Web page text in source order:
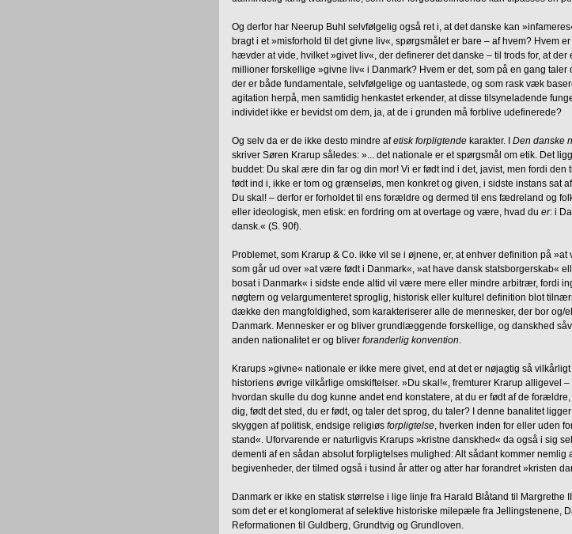
Og derfor har Neerup Buhl selvfølgelig også ret i, at det danske kan
bragt i et »misforhold til det givne liv«, spørgsmålet er bare – af hvem? Hvem
hævder at vide, hvilket »givet liv«, der definerer det danske – til trods for, at der
millioner forskellige »givne liv« i Danmark? Hvem er det, som på en gang taler
der er både fundamentale, selvfølgelige og uantastede, og som rask væk
agitation herpå, men samtidig henkastet erkender, at disse tilsyneladende
individet ikke er bevidst om dem, ja, at de i grunden må forblive udefinerede?
Og selv da er de ikke desto mindre afetisk forpligtende karakter. I Den danske
skriver Søren Krarup således: »... det nationale er et spørgsmål om etik. Det
buddet: Du skal ære din far og din mor! Vi er født ind i det, javist, men fordi den
født ind i, ikke er tom og grænseløs, men konkret og given, i sidste instans sat
Du skal! – derfor er forholdet til ens forældre og dermed til ens fædreland og
eller ideologisk, men etisk: en fordring om at overtage og være, hvad du er: i
dansk.« (S. 90f).
Problemet, som Krarup & Co. ikke vil se i øjnene, er, at enhver definition på »at
som går ud over »at være født i Danmark«, »at have dansk statsborgerskab«
bosat i Danmark« i sidste ende altid vil være mere eller mindre arbitrær, fordi
nøgtern og velargumenteret sproglig, historisk eller kulturel definition blot
dække den mangfoldighed, som karakteriserer alle de mennesker, der bor og/
Danmark. Mennesker er og bliver grundlæggende forskellige, og danskhed
anden nationalitet er og bliver foranderlig konvention
Krarups »givne« nationale er ikke mere givet, end at det er nøjagtig så
historiens øvrige vilkårlige omskiftelser. »Du skal!«, fremturer Krarup alligevel –
hvordan skulle du dog kunne andet end konstatere, at du er født af de
dig, født det sted, du er født, og taler det sprog, du taler? I denne banalitet
skyggen af politisk, endsige religiøs forpligtelse , hverken inden for eller uden
stand«. Uforvarende er naturligvis Krarups »kristne danskhed« da også i sig
dementi af en sådan absolut forpligtelses mulighed: Alt sådant kommer nemlig
begivenheder, der tilmed også i tusind år atter og atter har forandret »kristen
Danmark er ikke en statisk størrelse i lige linje fra Harald Blåtand til Margrethe
som det er et konglomerat af selektive historiske milepæle fra Jellingstenene,
Reformationen til Guldberg, Grundtvig og Grundloven.